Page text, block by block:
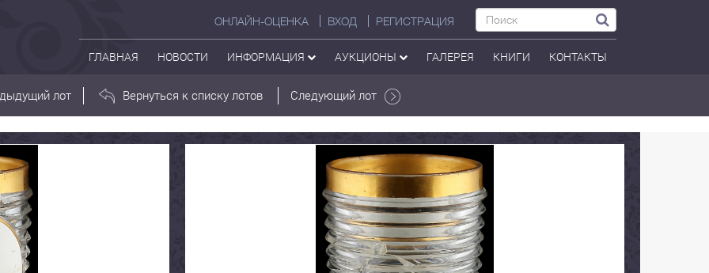
ОНЛАЙН-ОЦЕНКА ВХОД РЕГИСТРАЦИЯ
ГЛАВНАЯ НОВОСТИ ИНФОРМАЦИЯ АУКЦИОНЫ ГАЛЕРЕЯ КНИГИ КОНТАКТЫ
лот Вернуться к списку лотов Следующий лот